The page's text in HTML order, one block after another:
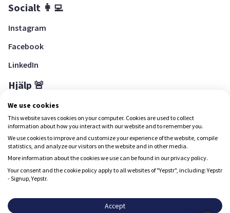
Socialt 👩‍💻
Instagram
Facebook
LinkedIn
Hjälp 🚨
Hjälpcenter
Ladda ned Yepstr
Ladda ned Yepstr
upplevelse.
We use cookies
This website saves cookies on your computer. Cookies are used to collect
information about how you interact with our website and to remember you.
We use cookies to improve and customize your experience of the website, compile
statistics, and analyze our visitors on the website and in other media.
More information about the cookies we use can be found in our privacy policy.
Your consent and the cookie policy apply to all websites of "Yepstr", including: Yepstr
- Signup, Yepstr.
Accept